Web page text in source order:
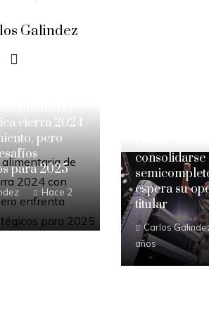
Galindez
cierra 2024
pero
para 2025
Hace 2
consolidarse
espera su
titular
Carlos
años